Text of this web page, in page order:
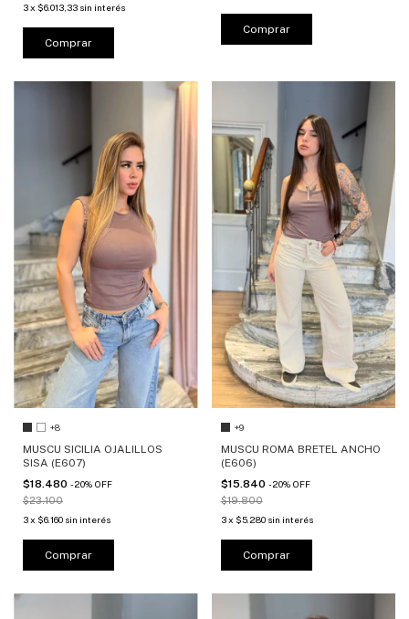
3x $6.013,33 sin interés
Comprar
Comprar
+8
MUSCU SICILIA OJALILLOS
SISA (E607)
$18.480 -20% OFF
$23.100
3x $6.160 sin interés
Comprar
+9
MUSCU ROMA BRETEL ANCHO
(E606)
$15.840 -20% OFF
$19.800
3 x $5.280 sin interés
Comprar